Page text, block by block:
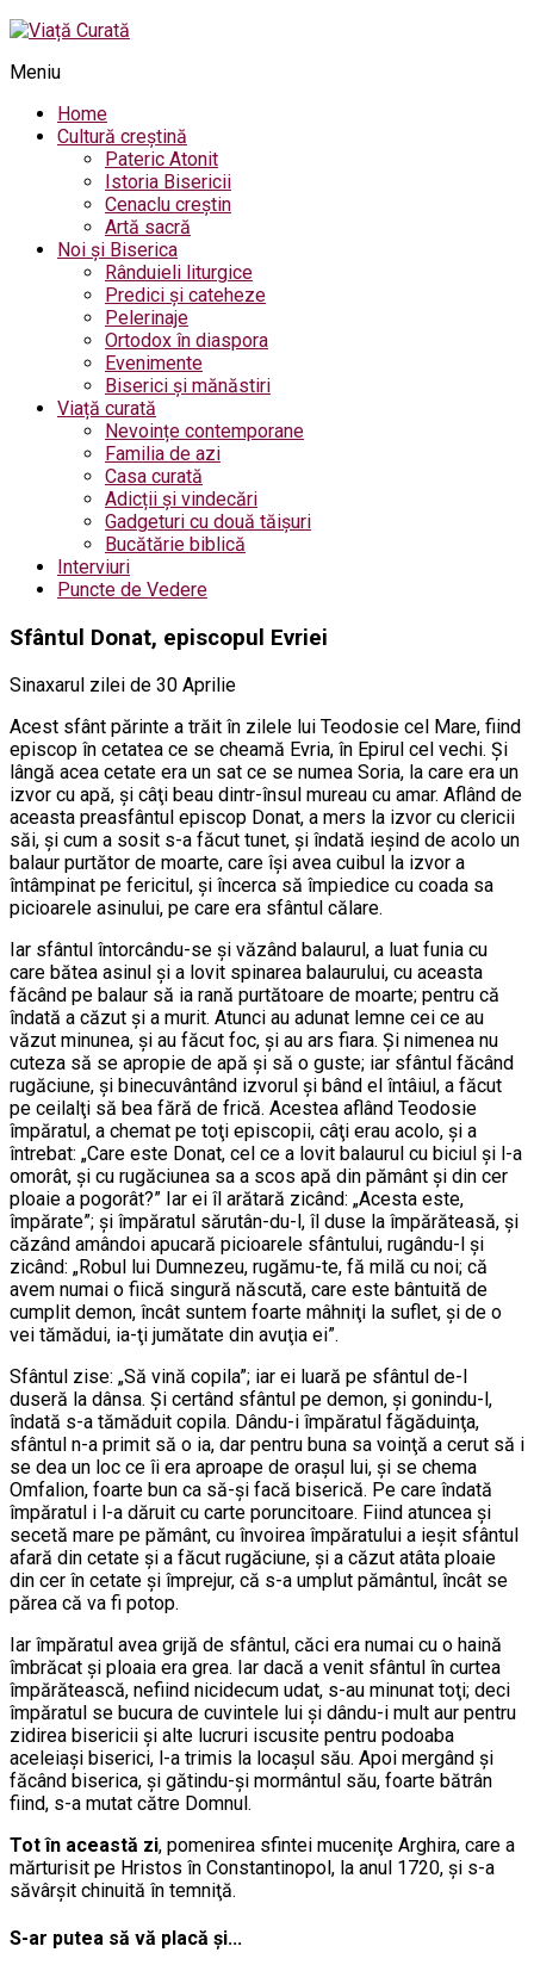
Meniu
Home
Cultură creștină
Pateric Atonit
Istoria Bisericii
Cenaclu creștin
Artă sacră
Noi și Biserica
Rânduieli liturgice
Predici și cateheze
Pelerinaje
Ortodox în diaspora
Evenimente
Biserici și mănăstiri
Viață curată
Nevoințe contemporane
Familia de azi
Casa curată
Adicții și vindecări
Gadgeturi cu două tăișuri
Bucătărie biblică
Interviuri
Puncte de Vedere
Sfântul Donat, episcopul Evriei
Sinaxarul zilei de 30 Aprilie
Acest sfânt părinte a trăit în zilele lui Teodosie cel Mare, fiind
episcop în cetatea ce se cheamă Evria, în Epirul cel vechi. Şi
lângă acea cetate era un sat ce se numea Soria, la care era un
izvor cu apă, şi câţi beau dintr-însul mureau cu amar. Aflând de
aceasta preasfântul episcop Donat, a mers la izvor cu clericii
săi, şi cum a sosit s-a făcut tunet, şi îndată ieşind de acolo un
balaur purtător de moarte, care îşi avea cuibul la izvor a
întâmpinat pe fericitul, şi încerca să împiedice cu coada sa
picioarele asinului, pe care era sfântul călare.
Iar sfântul întorcându-se şi văzând balaurul, a luat funia cu
care bătea asinul şi a lovit spinarea balaurului, cu aceasta
făcând pe balaur să ia rană purtătoare de moarte; pentru că
îndată a căzut şi a murit. Atunci au adunat lemne cei ce au
văzut minunea, şi au făcut foc, şi au ars fiara. Şi nimenea nu
cuteza să se apropie de apă şi să o guste; iar sfântul făcând
rugăciune, şi binecuvântând izvorul şi bând el întâiul, a făcut
pe ceilalţi să bea fără de frică. Acestea aflând Teodosie
împăratul, a chemat pe toţi episcopii, câţi erau acolo, şi a
întrebat: „Care este Donat, cel ce a lovit balaurul cu biciul şi l-a
omorât, şi cu rugăciunea sa a scos apă din pământ şi din cer
ploaie a pogorât?” Iar ei îl arătară zicând: „Acesta este,
împărate”; şi împăratul sărutân-du-l, îl duse la împărăteasă, şi
căzând amândoi apucară picioarele sfântului, rugându-l şi
zicând: „Robul lui Dumnezeu, rugămu-te, fă milă cu noi; că
avem numai o fiică singură născută, care este bântuită de
cumplit demon, încât suntem foarte mâhniţi la suflet, şi de o
vei tămădui, ia-ţi jumătate din avuţia ei”.
Sfântul zise: „Să vină copila”; iar ei luară pe sfântul de-l
duseră la dânsa. Şi certând sfântul pe demon, şi gonindu-l,
îndată s-a tămăduit copila. Dându-i împăratul făgăduinţa,
sfântul n-a primit să o ia, dar pentru buna sa voinţă a cerut să i
se dea un loc ce îi era aproape de oraşul lui, şi se chema
Omfalion, foarte bun ca să-şi facă biserică. Pe care îndată
împăratul i l-a dăruit cu carte poruncitoare. Fiind atuncea şi
secetă mare pe pământ, cu învoirea împăratului a ieşit sfântul
afară din cetate şi a făcut rugăciune, şi a căzut atâta ploaie
din cer în cetate şi împrejur, că s-a umplut pământul, încât se
părea că va fi potop.
Iar împăratul avea grijă de sfântul, căci era numai cu o haină
îmbrăcat şi ploaia era grea. Iar dacă a venit sfântul în curtea
împărătească, nefiind nicidecum udat, s-au minunat toţi; deci
împăratul se bucura de cuvintele lui şi dându-i mult aur pentru
zidirea bisericii şi alte lucruri iscusite pentru podoaba
aceleiaşi biserici, l-a trimis la locaşul său. Apoi mergând şi
făcând biserica, şi gătindu-şi mormântul său, foarte bătrân
fiind, s-a mutat către Domnul.
Tot în această zi, pomenirea sfintei muceniţe Arghira, care a
mărturisit pe Hristos în Constantinopol, la anul 1720, şi s-a
săvârşit chinuită în temniţă.
S-ar putea să vă placă și...